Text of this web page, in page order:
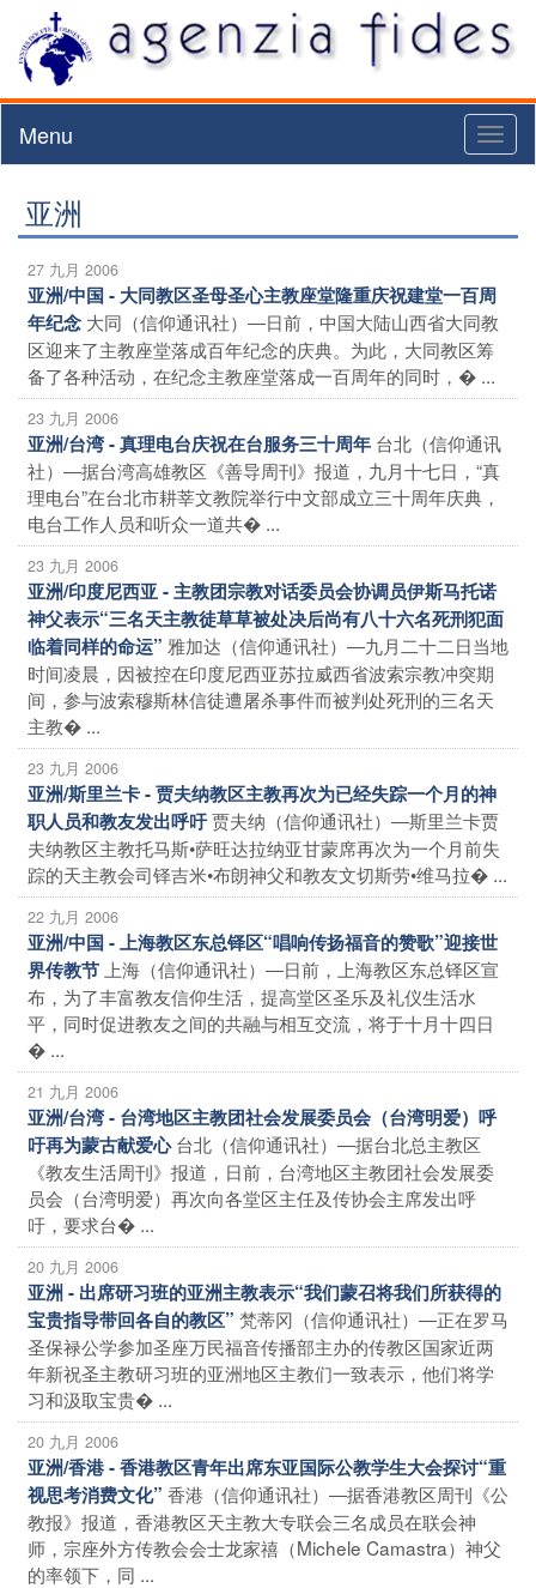
Menu
亚洲
27 九月 2006
亚洲/中国 - 大同教区圣母圣心主教座堂隆重庆祝建堂一百周
年纪念 大同（信仰通讯社）―日前，中国大陆山西省大同教
区迎来了主教座堂落成百年纪念的庆典。为此，大同教区筹
备了各种活动，在纪念主教座堂落成一百周年的同时，� ...
23 九月 2006
亚洲/台湾 - 真理电台庆祝在台服务三十周年 台北（信仰通讯
社）―据台湾高雄教区《善导周刊》报道，九月十七日，“真
理电台”在台北市耕莘文教院举行中文部成立三十周年庆典，
电台工作人员和听众一道共� ...
23 九月 2006
亚洲/印度尼西亚 - 主教团宗教对话委员会协调员伊斯马托诺
神父表示“三名天主教徒草草被处决后尚有八十六名死刑犯面
临着同样的命运” 雅加达（信仰通讯社）―九月二十二日当地
时间凌晨，因被控在印度尼西亚苏拉威西省波索宗教冲突期
间，参与波索穆斯林信徒遭屠杀事件而被判处死刑的三名天
主教� ...
23 九月 2006
亚洲/斯里兰卡 - 贾夫纳教区主教再次为已经失踪一个月的神
职人员和教友发出呼吁贾夫纳（信仰通讯社）―斯里兰卡贾
夫纳教区主教托马斯•萨旺达拉纳亚甘蒙席再次为一个月前失
踪的天主教会司铎吉米•布朗神父和教友文切斯劳•维马拉� ...
22 九月 2006
亚洲/中国 - 上海教区东总铎区“唱响传扬福音的赞歌”迎接世
界传教节 上海（信仰通讯社）―日前，上海教区东总铎区宣
布，为了丰富教友信仰生活，提高堂区圣乐及礼仪生活水
平，同时促进教友之间的共融与相互交流，将于十月十四日
� ...
21 九月 2006
亚洲/台湾 - 台湾地区主教团社会发展委员会（台湾明爱）呼
吁再为蒙古献爱心 台北（信仰通讯社）―据台北总主教区
《教友生活周刊》报道，日前，台湾地区主教团社会发展委
员会（台湾明爱）再次向各堂区主任及传协会主席发出呼
吁，要求台� ...
20 九月 2006
亚洲 - 出席研习班的亚洲主教表示“我们蒙召将我们所获得的
宝贵指导带回各自的教区” 梵蒂冈（信仰通讯社）―正在罗马
圣保禄公学参加圣座万民福音传播部主办的传教区国家近两
年新祝圣主教研习班的亚洲地区主教们一致表示，他们将学
习和汲取宝贵� ...
20 九月 2006
亚洲/香港 - 香港教区青年出席东亚国际公教学生大会探讨“重
视思考消费文化” 香港（信仰通讯社）―据香港教区周刊《公
教报》报道，香港教区天主教大专联会三名成员在联会神
师，宗座外方传教会会士龙家禧（Michele Camastra）神父
的率领下，同 ...